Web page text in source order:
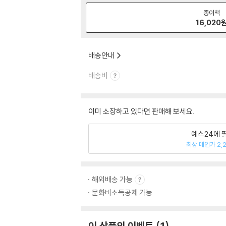
종이책
16,020
배송안내
배송비
이미 소장하고 있다면 판매해 보세요.
예스24에
최상 매입가
해외배송 가능
문화비소득공제 가능